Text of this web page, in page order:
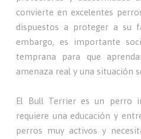
convierte en excelentes
dispuestos a proteger a su
embargo, es importante
temprana para que
amenaza real y una situación
El Bull Terrier es un perro
requiere una educación y
perros muy activos y